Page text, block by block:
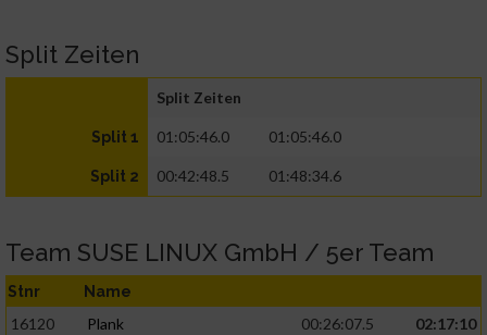
Split Zeiten
Split Zeiten
Split 1 01:05:46.0 01:05:46.0
Split 2 00:42:48.5 01:48:34.6
Team SUSE LINUX GmbH / 5er Team
Stnr Name
16120 Plank 00:26:07.5
02:17:10